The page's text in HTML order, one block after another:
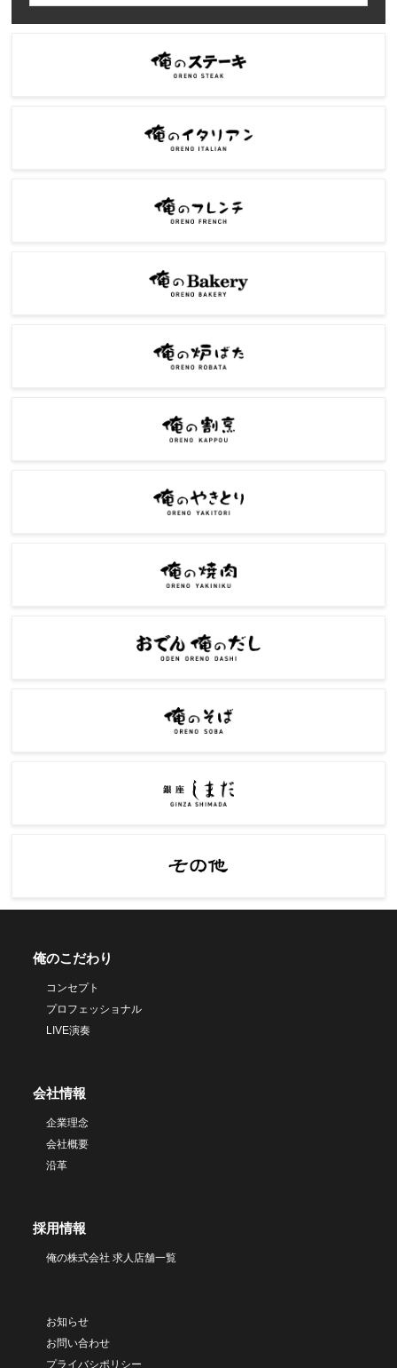
俺のこだわり
コンセプト
プロフェッショナル
LIVE演奏
会社情報
企業理念
会社概要
沿革
採用情報
俺の株式会社 求人店舗一覧
お知らせ
お問い合わせ
プライバシポリシー